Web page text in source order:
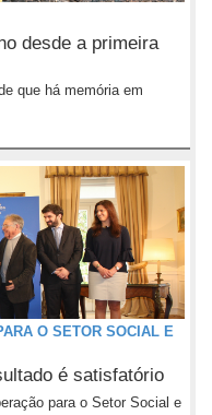
desde a primeira
que há memória em
O SETOR SOCIAL E
é satisfatório
para o Setor Social e